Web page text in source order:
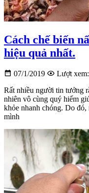
Cách chế biến
hiệu quả nhất.
07/1/2019
Lượt
Rất nhiều người tin tưởng
nhiên vô cùng quý hiếm
khỏe nhanh chóng. Do
mình